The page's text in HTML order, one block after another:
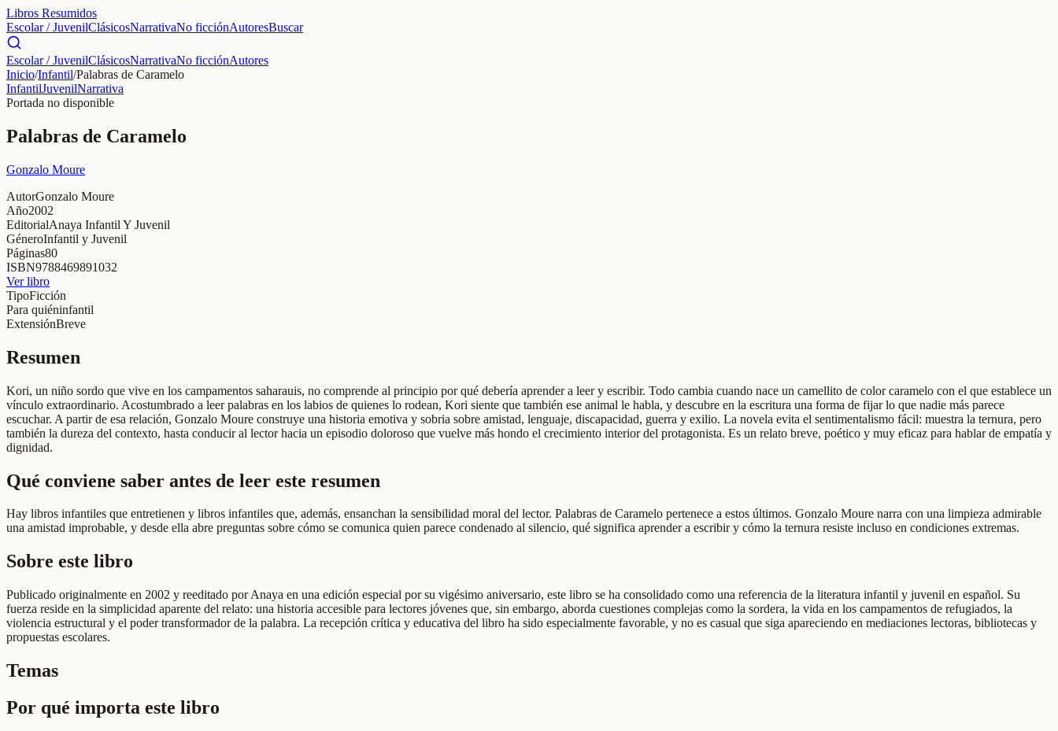
Libros Resumidos
Escolar / JuvenilClásicosNarrativaNo ficciónAutoresBuscar
Escolar / JuvenilClásicosNarrativaNo ficciónAutores
Inicio/Infantil/Palabras de Caramelo
InfantilJuvenilNarrativa
Portada no disponible
Palabras de Caramelo
Gonzalo Moure
AutorGonzalo Moure
Año2002
EditorialAnaya Infantil Y Juvenil
GéneroInfantil y Juvenil
Páginas80
ISBN9788469891032
Ver libro
TipoFicción
Para quiéninfantil
ExtensiónBreve
Resumen
Kori, un niño sordo que vive en los campamentos saharauis, no comprende al principio por qué debería aprender a leer y escribir. Todo cambia cuando nace un camellito de color caramelo con el que establece un
vínculo extraordinario. Acostumbrado a leer palabras en los labios de quienes lo rodean, Kori siente que también ese animal le habla, y descubre en la escritura una forma de fijar lo que nadie más parece
escuchar. A partir de esa relación, Gonzalo Moure construye una historia emotiva y sobria sobre amistad, lenguaje, discapacidad, guerra y exilio. La novela evita el sentimentalismo fácil: muestra la ternura, pero
también la dureza del contexto, hasta conducir al lector hacia un episodio doloroso que vuelve más hondo el crecimiento interior del protagonista. Es un relato breve, poético y muy eficaz para hablar de empatía y
dignidad.
Qué conviene saber antes de leer este resumen
Hay libros infantiles que entretienen y libros infantiles que, además, ensanchan la sensibilidad moral del lector. Palabras de Caramelo pertenece a estos últimos. Gonzalo Moure narra con una limpieza admirable
una amistad improbable, y desde ella abre preguntas sobre cómo se comunica quien parece condenado al silencio, qué significa aprender a escribir y cómo la ternura resiste incluso en condiciones extremas.
Sobre este libro
Publicado originalmente en 2002 y reeditado por Anaya en una edición especial por su vigésimo aniversario, este libro se ha consolidado como una referencia de la literatura infantil y juvenil en español. Su
fuerza reside en la simplicidad aparente del relato: una historia accesible para lectores jóvenes que, sin embargo, aborda cuestiones complejas como la sordera, la vida en los campamentos de refugiados, la
violencia estructural y el poder transformador de la palabra. La recepción crítica y educativa del libro ha sido especialmente favorable, y no es casual que siga apareciendo en mediaciones lectoras, bibliotecas y
propuestas escolares.
Temas
Por qué importa este libro